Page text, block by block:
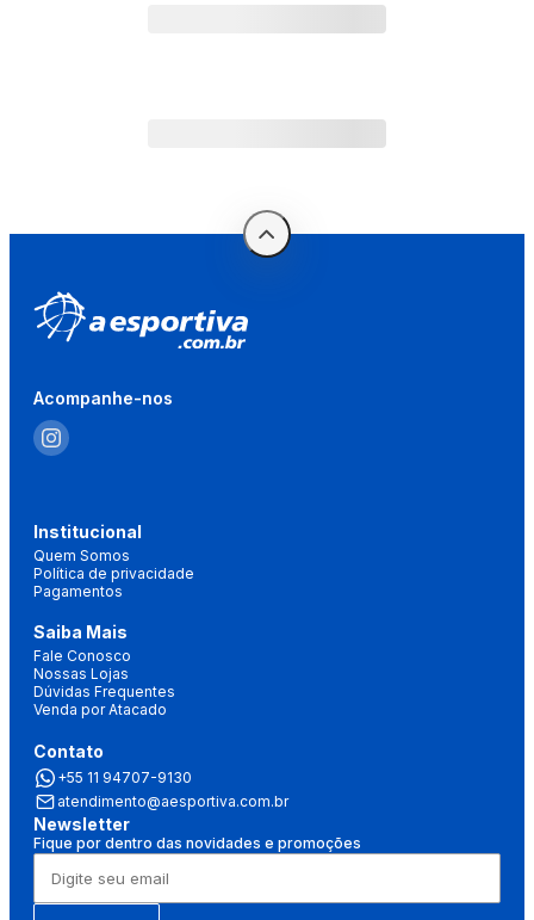
Acompanhe-nos
Institucional
Quem Somos
Política de privacidade
Pagamentos
Saiba Mais
Fale Conosco
Nossas Lojas
Dúvidas Frequentes
Venda por Atacado
Contato
+55 11 94707-9130
atendimento@aesportiva.com.br
Newsletter
Fique por dentro das novidades e promoções